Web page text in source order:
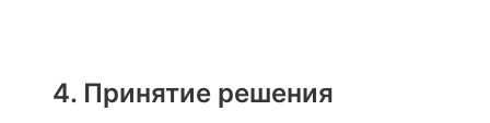
4. Принятие решения